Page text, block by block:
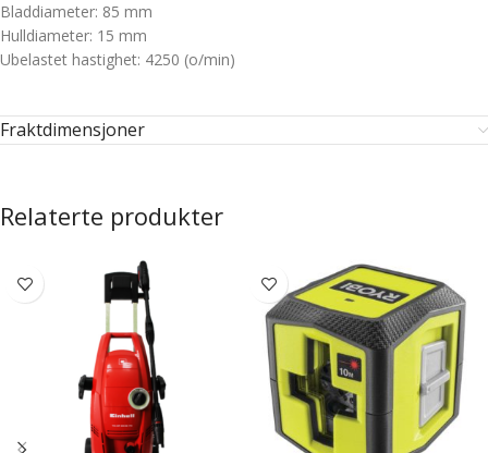
Bladdiameter: 85 mm
Hulldiameter: 15 mm
Ubelastet hastighet: 4250 (o/min)
Fraktdimensjoner
Relaterte produkter